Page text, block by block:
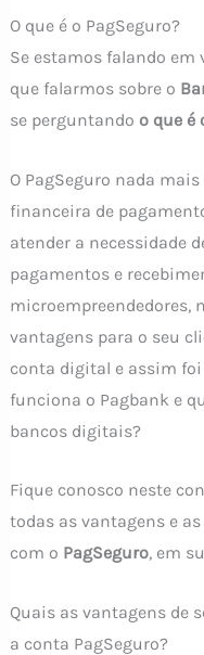
O que é o PagSeguro?
Se estamos falando
que falarmos sobre o
se perguntando o que é
O PagSeguro nada
financeira de
atender a necessidade
pagamentos e
microempreendedores,
vantagens para o seu
conta digital e assim
funciona o Pagbank e
bancos digitais?
Fique conosco neste
todas as vantagens e
com o PagSeguro, em
Quais as vantagens de
a conta PagSeguro?